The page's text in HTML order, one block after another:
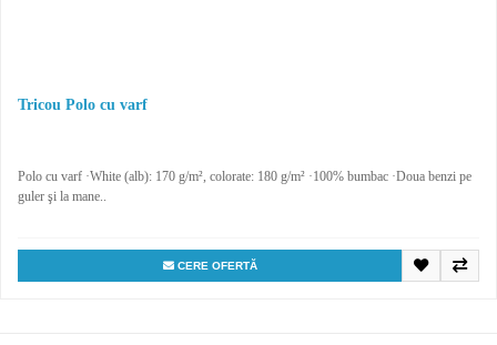
Tricou Polo cu varf
Polo cu varf ·White (alb): 170 g/m², colorate: 180 g/m² ·100% bumbac ·Doua benzi pe
guler şi la mane..
CERE OFERTĂ